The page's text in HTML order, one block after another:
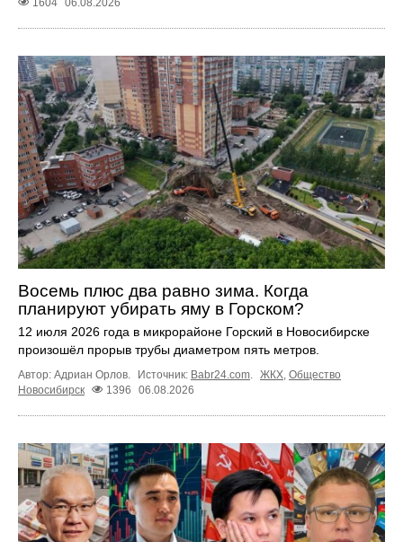
1604 06.08.2026
Восемь плюс два равно зима. Когда
планируют убирать яму в Горском?
12 июля 2026 года в микрорайоне Горский в Новосибирске
произошёл прорыв трубы диаметром пять метров.
Автор: Адриан Орлов. Источник: Babr24.com ЖКХ Общество
Новосибирск
1396 06.08.2026